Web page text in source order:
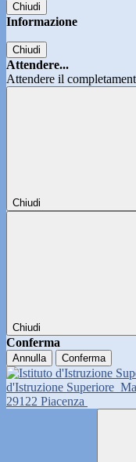
Chiudi
Informazione
Chiudi
Attendere...
Attendere il
Chiudi
Chiudi
Conferma
Annulla Conferma
d'Istruzione Superiore
29122 Piacenza